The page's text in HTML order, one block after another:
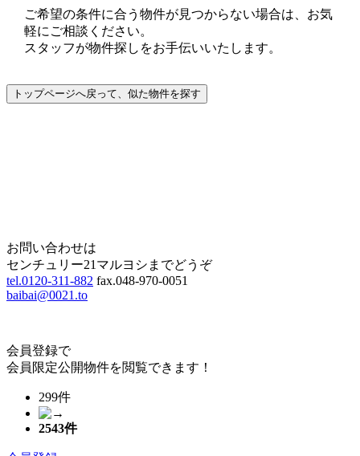
ご希望の条件に合う物件が見つからない場合は、お気
軽にご相談ください。
スタッフが物件探しをお手伝いいたします。
お問い合わせは
センチュリー21マルヨシまでどうぞ
tel.0120-311-882 fax.048-970-0051
baibai@0021.to
会員登録で
会員限定公開物件を閲覧できます！
299件
2543件